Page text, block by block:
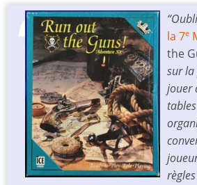
la 7e
the
sur
jouer